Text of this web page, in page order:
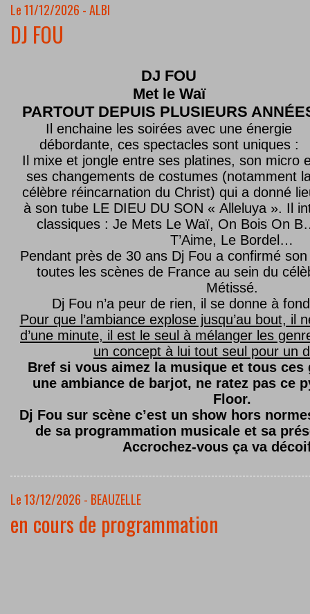
Le 11/12/2026 - ALBI
DJ FOU
DJ FOU
Met le Waï
PARTOUT DEPUIS PLUSIEURS
Il enchaine les soirées avec une énergie
débordante, ces spectacles sont uniques :
Il mixe et jongle entre ses platines, son micro
ses changements de costumes (notamment
célèbre réincarnation du Christ) qui a donné
à son tube LE DIEU DU SON « Alleluya ». Il
classiques : Je Mets Le Waï, On Bois On
T’Aime, Le Bordel…
Pendant près de 30 ans Dj Fou a confirmé son
toutes les scènes de France au sein du
Métissé.
Dj Fou n’a peur de rien, il se donne à
Pour que l’ambiance explose jusqu’au bout, il
d’une minute, il est le seul à mélanger les
un concept à lui tout seul pour un
Bref si vous aimez la musique et tous ces
une ambiance de barjot, ne ratez pas ce
Floor.
Dj Fou sur scène c’est un show hors
de sa programmation musicale et sa
Accrochez-vous ça va
Le 13/12/2026 - BEAUZELLE
en cours de programmation